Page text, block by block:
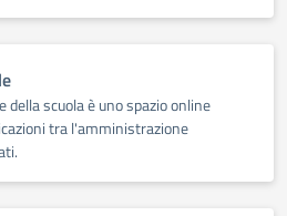
della scuola è uno spazio online
tra l'amministrazione